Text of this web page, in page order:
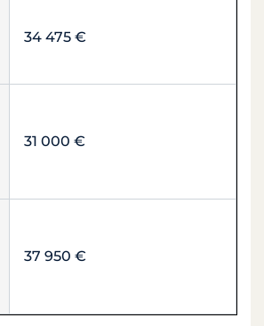
34 475 €
31 000 €
37 950 €